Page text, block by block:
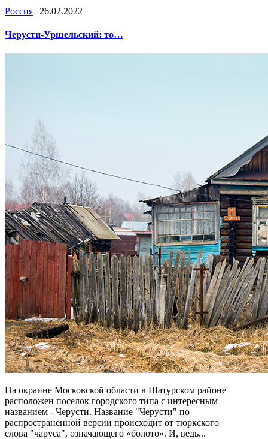
Россия | 26.02.2022
Черусти-Уршельский: то…
На окраине Московской области в Шатурском районе
расположен поселок городского типа с интересным
названием - Черусти. Название "Черусти" по
распространённой версии происходит от тюркского
слова "чаруса", означающего «болото». И, ведь...